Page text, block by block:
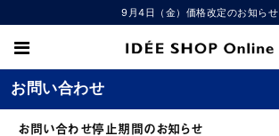
9月4日（金）価格改定のお知らせ
お問い合わせ
お問い合わせ停止期間のお知らせ